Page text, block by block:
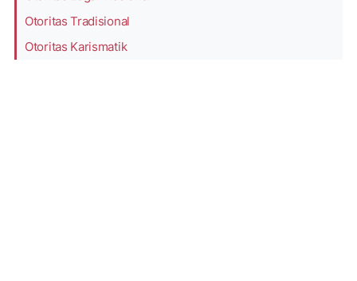
Otoritas Tradisional
Otoritas Karismatik